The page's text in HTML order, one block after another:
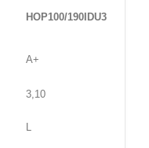
HOP100/190IDU3
A+
3,10
L